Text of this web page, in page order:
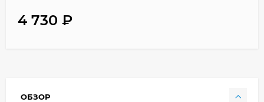
4 730 ₽
ОБЗОР